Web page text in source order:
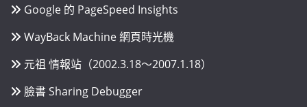
Google 的 PageSpeed Insights
WayBack Machine 網頁時光機
元祖 情報站（2002.3.18～2007.1.18）
臉書 Sharing Debugger